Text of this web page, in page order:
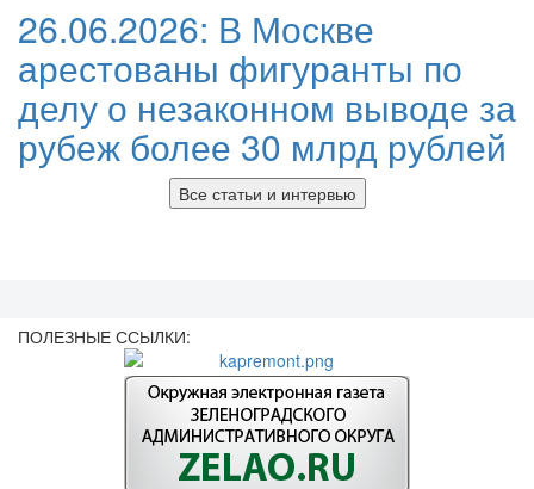
26.06.2026: В Москве
арестованы фигуранты по
делу о незаконном выводе за
рубеж более 30 млрд рублей
Все статьи и интервью
ПОЛЕЗНЫЕ ССЫЛКИ: